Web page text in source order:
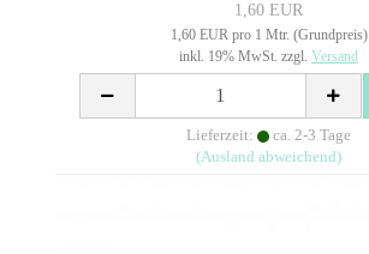
1,60 EUR
1,60 EUR pro 1 Mtr. (Grundpreis)
inkl. 19% MwSt. zzgl. Versand
Lieferzeit:
ca. 2-3 Tage
(Ausland abweichend)